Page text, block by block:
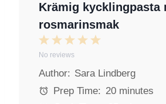
Krämig kycklingpasta
rosmarinsmak
5
t
4
t
a
3
t
a
2
S
t
a
1
S
t
a
No reviews
Author: Sara Lindberg
Prep Time: 20 minutes